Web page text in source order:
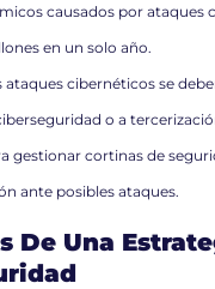
causados por ataques
en un solo año.
ataques cibernéticos se
o a
gestionar cortinas de
ante posibles ataques.
De Una